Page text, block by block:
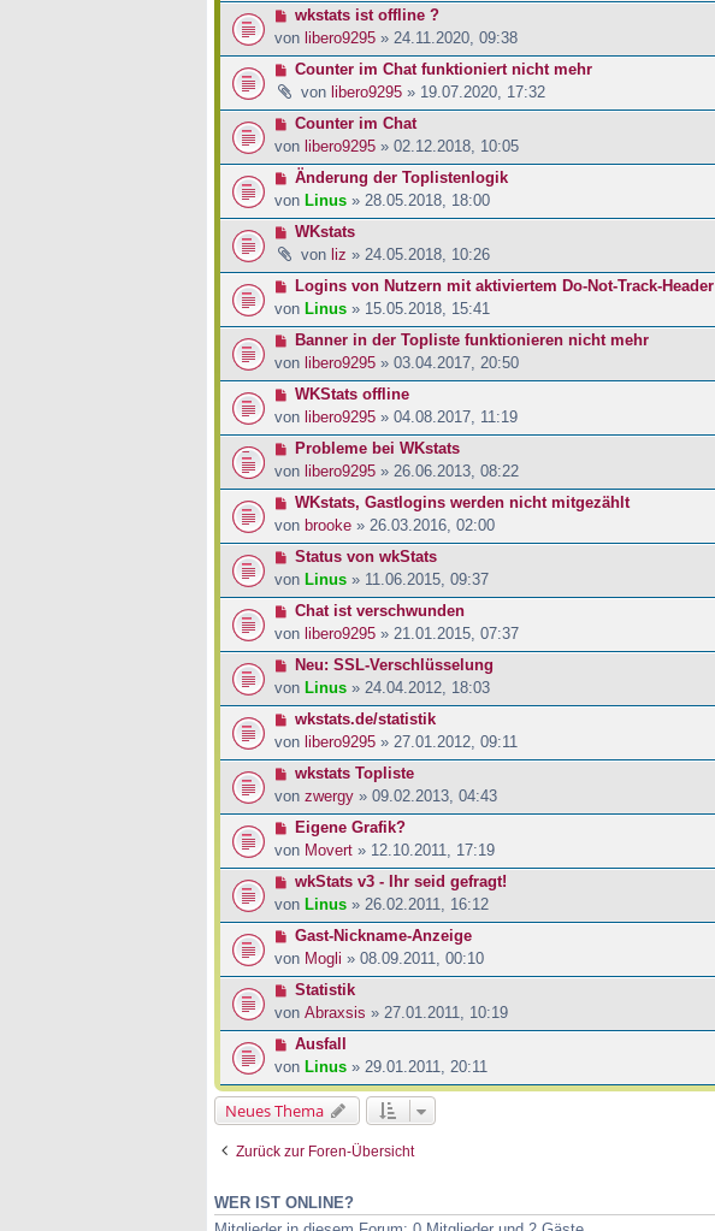
wkstats ist offline ?
von libero9295 » 24.11.2020, 09:38
Counter im Chat funktioniert nicht mehr
von libero9295 » 19.07.2020, 17:32
Counter im Chat
von libero9295 » 02.12.2018, 10:05
Änderung der Toplistenlogik
von Linus » 28.05.2018, 18:00
WKstats
von liz » 24.05.2018, 10:26
Logins von Nutzern mit aktiviertem Do-Not-Track-Header
von Linus » 15.05.2018, 15:41
Banner in der Topliste funktionieren nicht mehr
von libero9295 » 03.04.2017, 20:50
WKStats offline
von libero9295 » 04.08.2017, 11:19
Probleme bei WKstats
von libero9295 » 26.06.2013, 08:22
WKstats, Gastlogins werden nicht mitgezählt
von brooke » 26.03.2016, 02:00
Status von wkStats
von Linus » 11.06.2015, 09:37
Chat ist verschwunden
von libero9295 » 21.01.2015, 07:37
Neu: SSL-Verschlüsselung
von Linus » 24.04.2012, 18:03
wkstats.de/statistik
von libero9295 » 27.01.2012, 09:11
wkstats Topliste
von zwergy » 09.02.2013, 04:43
Eigene Grafik?
von Movert » 12.10.2011, 17:19
wkStats v3 - Ihr seid gefragt!
von Linus » 26.02.2011, 16:12
Gast-Nickname-Anzeige
von Mogli » 08.09.2011, 00:10
Statistik
von Abraxsis » 27.01.2011, 10:19
Ausfall
von Linus » 29.01.2011, 20:11
Neues Thema
Zurück zur Foren-Übersicht
WER IST ONLINE?